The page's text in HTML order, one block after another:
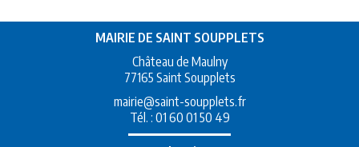
MAIRIE DE SAINT SOUPPLETS
Château de Maulny
77165 Saint Soupplets
mairie@saint-soupplets.fr
Tél. : 01 60 01 50 49